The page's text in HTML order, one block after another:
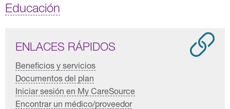
Educación
ENLACES RÁPIDOS
Beneficios y servicios
Documentos del plan
Iniciar sesión en My CareSource
Encontrar un médico/proveedor